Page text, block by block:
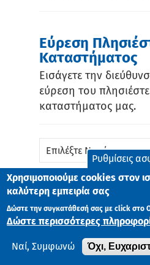
Εύρεση
Καταστήματος
Εισάγετε την
εύρεση του
καταστήματος μας.
Επιλέξτε Νομό
Ρυθμίσεις
Χρησιμοποιούμε cookies στον
καλύτερη εμπειρία σας
Δώστε την συγκατάθεσή σας με click στο
Δώστε περισσότερες
Ναί, Συμφωνώ Όχι,